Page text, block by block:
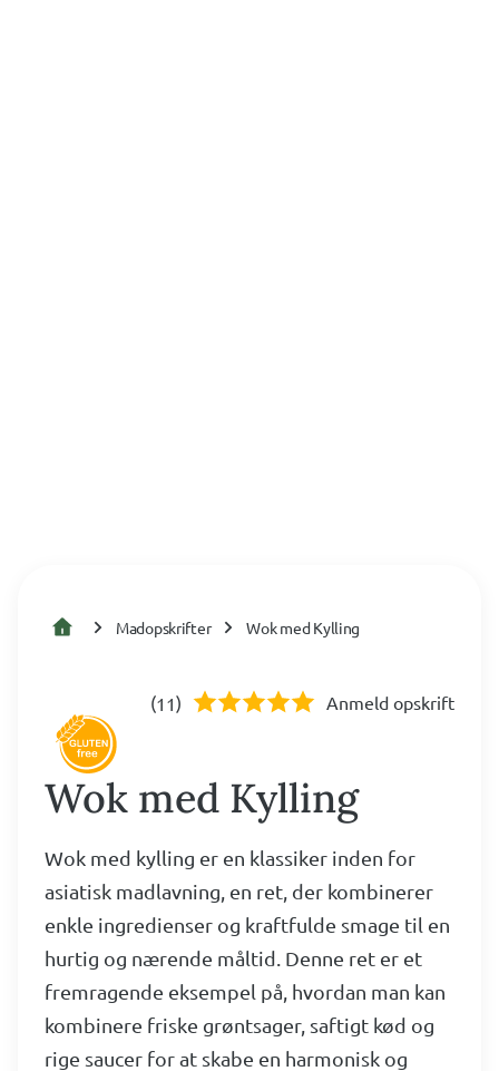
Madopskrifter Wok med Kylling
(11) Anmeld opskrift
Wok med Kylling
Wok med kylling er en klassiker inden for
asiatisk madlavning, en ret, der kombinerer
enkle ingredienser og kraftfulde smage til en
hurtig og nærende måltid. Denne ret er et
fremragende eksempel på, hvordan man kan
kombinere friske grøntsager, saftigt kød og
rige saucer for at skabe en harmonisk og